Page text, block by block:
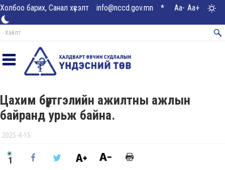
Холбоо барих, Санал хүсэлт info@nccd.gov.mn * Aa- Aa+
Цахим бүртгэлийн ажилтны ажлын
байранд урьж байна.
2025-4-15
1